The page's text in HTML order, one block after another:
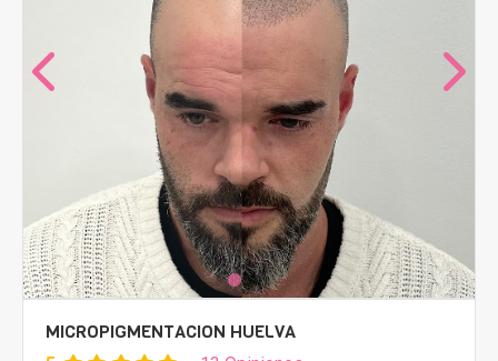
MICROPIGMENTACION HUELVA